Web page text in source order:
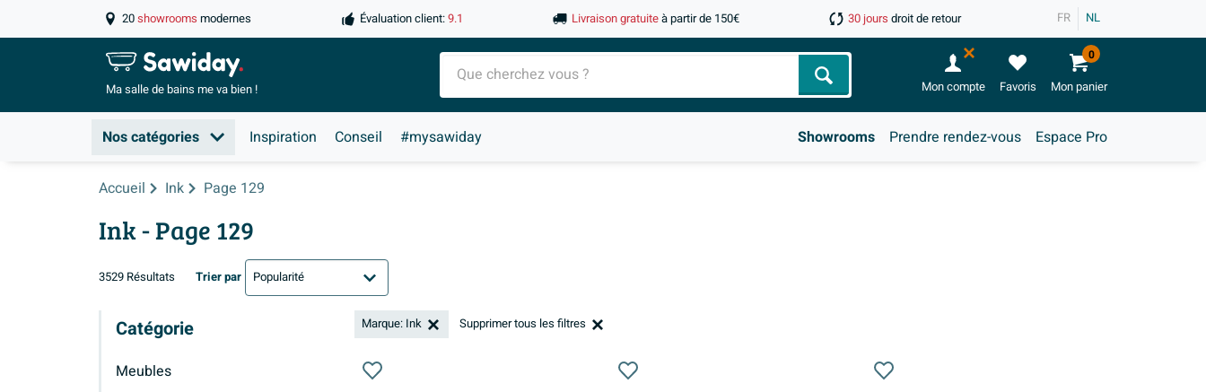
20showrooms modernes Évaluation client:9.1 Livraison gratuiteà partir de 150€ 30 jours droit de retour FR NL
Ma salle debains me va bien ! Chercher Mon compte Favoris Mon panier
0
Nos catégories Inspiration Conseil #mysawiday Showrooms Prendre rendez-vous Espace Pro
Accueil Ink Page 129
Ink- Page 129
3529 Résultats Trier par
Catégorie
Meubles
Marque: Ink Supprimer tous les filtres